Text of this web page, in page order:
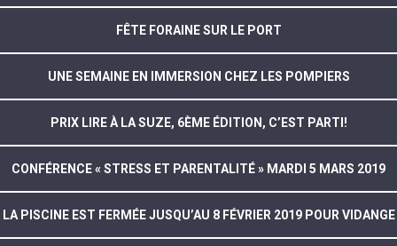
FÊTE FORAINE SUR LE PORT
UNE SEMAINE EN IMMERSION CHEZ LES POMPIERS
PRIX LIRE À LA SUZE, 6ÈME ÉDITION, C’EST PARTI!
CONFÉRENCE « STRESS ET PARENTALITÉ » MARDI 5 MARS 2019
LA PISCINE EST FERMÉE JUSQU’AU 8 FÉVRIER 2019 POUR VIDANGE